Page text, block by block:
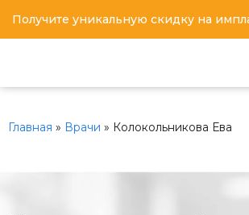
Главная » Врачи » Колокольникова Ева